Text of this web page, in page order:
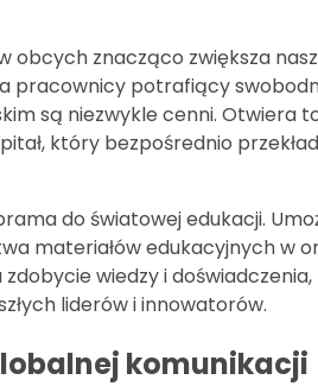
obcych znacząco zwiększa
pracownicy potrafiący
są niezwykle cenni. Otwiera
który bezpośrednio
do światowej edukacji.
materiałów edukacyjnych w
wiedzy i
liderów i innowatorów.
komunikacji